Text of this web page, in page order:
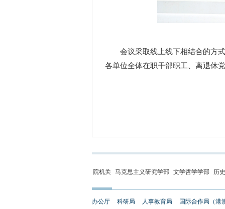
会议采取线上线下相结合的方式
各单位全体在职干部职工、离退休
院机关 马克思主义研究学部 文学哲学学部 历
办公厅 科研局 人事教育局 国际合作局（港